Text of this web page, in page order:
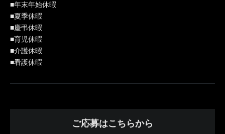
■年末年始休暇
■夏季休暇
■慶弔休暇
■育児休暇
■介護休暇
■看護休暇
ご応募はこちらから